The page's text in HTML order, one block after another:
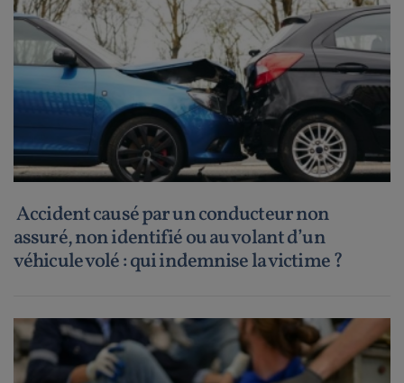
Accident causé par un conducteur non
assuré, non identifié ou au volant d’un
véhicule volé : qui indemnise la victime ?